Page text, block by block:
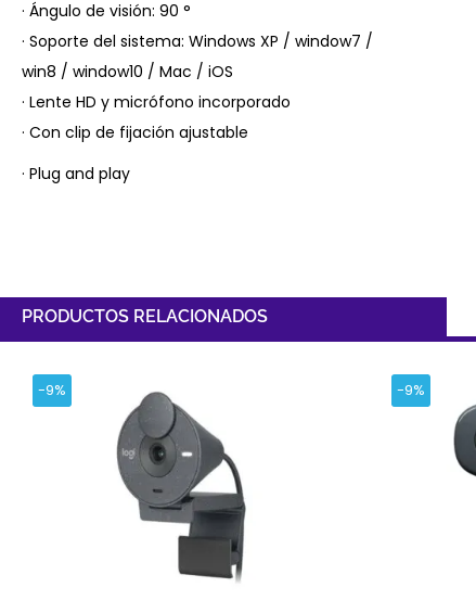
· Ángulo de visión: 90 °
· Soporte del sistema: Windows XP / window7 /
win8 / window10 / Mac / iOS
· Lente HD y micrófono incorporado
· Con clip de fijación ajustable
· Plug and play
PRODUCTOS RELACIONADOS
-9% -9%